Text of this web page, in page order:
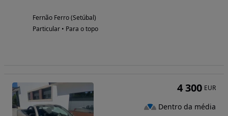
Fernão Ferro (Setúbal)
Particular • Para o topo
4 300 EUR
Dentro da média